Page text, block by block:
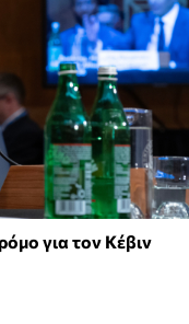
για τον Κέβιν